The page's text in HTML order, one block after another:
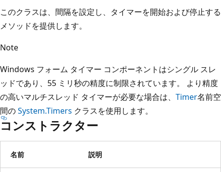
このクラスは、間隔を設定し、タイマーを開始および停止する
メソッドを提供します。
Note
Windows フォーム タイマー コンポーネントはシングル スレ
ッドであり、55 ミリ秒の精度に制限されています。 より精度
の高いマルチスレッド タイマーが必要な場合は、 Timer名前空
間のSystem.Timers クラスを使用します。
コンストラクター
名前 説明